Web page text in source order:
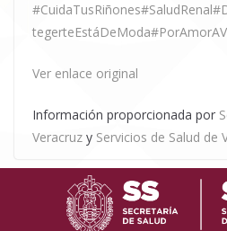
#CuidaTusRiñones#SaludRenal
tegerteEstáDeModa
Ver enlace original
Información proporcionada por
Veracruz y Servicios de Salud de